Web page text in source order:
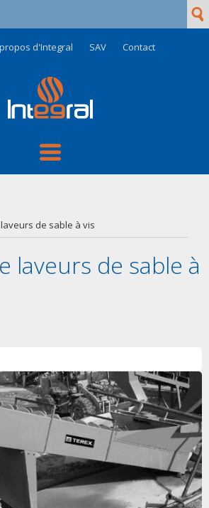
d'Integral SAV Contact
de sable à vis
laveurs de sable à